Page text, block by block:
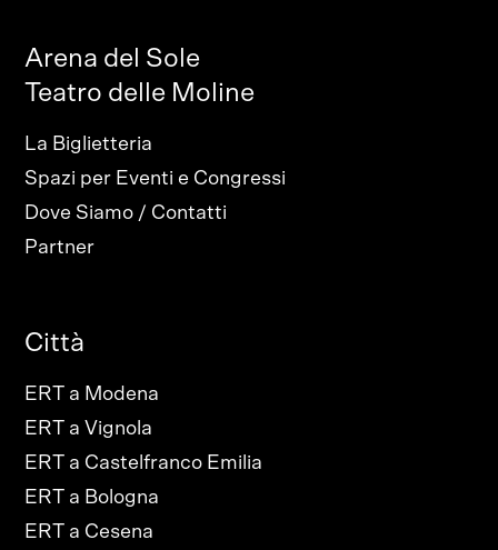
Arena del Sole
Teatro delle Moline
La Biglietteria
Spazi per Eventi e Congressi
Dove Siamo / Contatti
Partner
Città
ERT a Modena
ERT a Vignola
ERT a Castelfranco Emilia
ERT a Bologna
ERT a Cesena